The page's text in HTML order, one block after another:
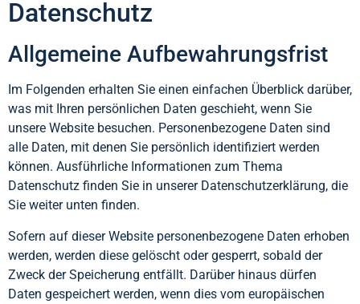
Datenschutz
Allgemeine Aufbewahrungsfrist
Im Folgenden erhalten Sie einen einfachen Überblick darüber,
was mit Ihren persönlichen Daten geschieht, wenn Sie
unsere Website besuchen. Personenbezogene Daten sind
alle Daten, mit denen Sie persönlich identifiziert werden
können. Ausführliche Informationen zum Thema
Datenschutz finden Sie in unserer Datenschutzerklärung, die
Sie weiter unten finden.
Sofern auf dieser Website personenbezogene Daten erhoben
werden, werden diese gelöscht oder gesperrt, sobald der
Zweck der Speicherung entfällt. Darüber hinaus dürfen
Daten gespeichert werden, wenn dies vom europäischen